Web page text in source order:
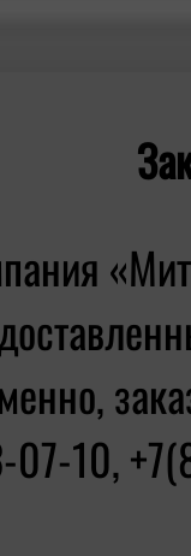
07-10,